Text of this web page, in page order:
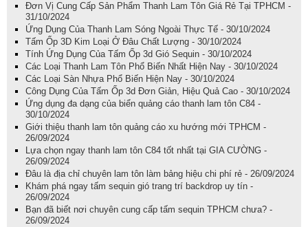
Đơn Vị Cung Cấp Sản Phẩm Thanh Lam Tôn Giá Rẻ Tại TPHCM -
31/10/2024
Ứng Dụng Của Thanh Lam Sóng Ngoài Thực Tế - 30/10/2024
Tấm Ốp 3D Kim Loại Ở Đâu Chất Lượng - 30/10/2024
Tính Ứng Dụng Của Tấm Ốp 3d Gió Sequin - 30/10/2024
Các Loại Thanh Lam Tôn Phổ Biến Nhất Hiện Nay - 30/10/2024
Các Loại Sàn Nhựa Phổ Biến Hiện Nay - 30/10/2024
Công Dụng Của Tấm Ốp 3d Đơn Giản, Hiệu Quả Cao - 30/10/2024
Ứng dụng đa dạng của biển quảng cáo thanh lam tôn C84 -
30/10/2024
Giới thiệu thanh lam tôn quảng cáo xu hướng mới TPHCM -
26/09/2024
Lựa chọn ngay thanh lam tôn C84 tốt nhất tại GIA CƯỜNG -
26/09/2024
Đâu là địa chỉ chuyên lam tôn làm bảng hiệu chi phí rẻ - 26/09/2024
Khám phá ngay tấm sequin gió trang trí backdrop uy tín -
26/09/2024
Bạn đã biết nơi chuyên cung cấp tấm sequin TPHCM chưa? -
26/09/2024